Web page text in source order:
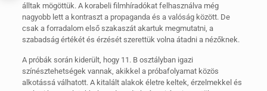
álltak mögöttük. A korabeli filmhíradókat felhasználva még
nagyobb lett a kontraszt a propaganda és a valóság között. De
csak a forradalom első szakaszát akartuk megmutatni, a
szabadság értékét és érzését szerettük volna átadni a nézőknek.
A próbák során kiderült, hogy 11. B osztályban igazi
színésztehetségek vannak, akikkel a próbafolyamat közös
alkotássá válhatott. A kitalált alakok életre keltek, érzelmekkel és